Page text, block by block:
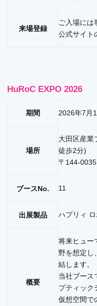
来場登録
ご入場には
公式サイト
HuRoC EXPO 2026
期間 2026年7
場所
大田区産業
徒歩2分)
〒144-
ブースNo. 11
出展製品 ハプリィ ロ
概要
将来ヒュー
野を想定し
結します。
当社ブース
プティック
仮想空間で